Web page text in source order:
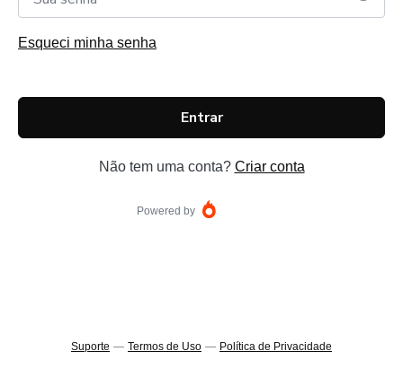
Esqueci minha senha
Entrar
Não tem uma conta? Criar conta
Powered by
Suporte — Termos de Uso — Política de Privacidade